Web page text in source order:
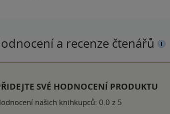
a recenze čtenářů
SVÉ HODNOCENÍ PRODUKTU
našich knihkupců: 0.0 z 5